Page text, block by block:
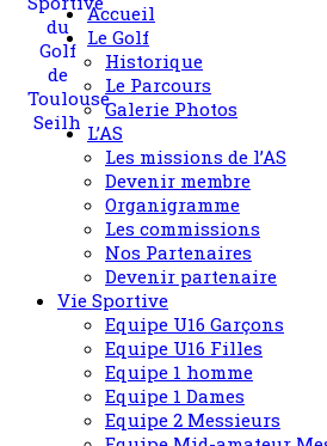
Accueil
Le Golf
Historique
Le Parcours
Galerie Photos
L’AS
Les missions de l’AS
Devenir membre
Organigramme
Les commissions
Nos Partenaires
Devenir partenaire
Vie Sportive
Equipe U16 Garçons
Equipe U16 Filles
Equipe 1 homme
Equipe 1 Dames
Equipe 2 Messieurs